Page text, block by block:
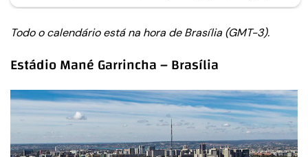
Todo o calendário está na hora de Brasília (GMT-3).
Estádio Mané Garrincha – Brasília